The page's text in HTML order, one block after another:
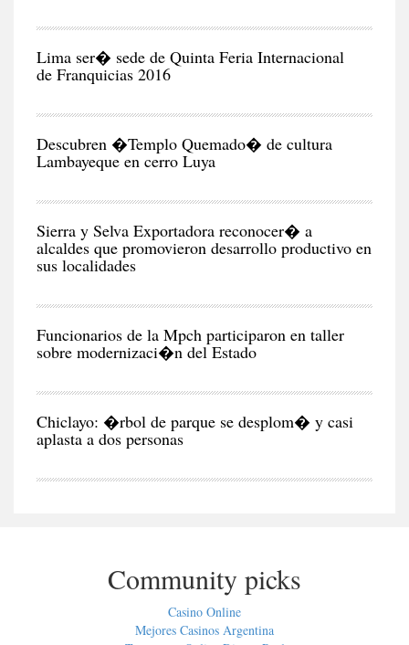
Lima ser� sede de Quinta Feria Internacional
de Franquicias 2016
Descubren �Templo Quemado� de cultura
Lambayeque en cerro Luya
Sierra y Selva Exportadora reconocer� a
alcaldes que promovieron desarrollo productivo en
sus localidades
Funcionarios de la Mpch participaron en taller
sobre modernizaci�n del Estado
Chiclayo: �rbol de parque se desplom� y casi
aplasta a dos personas
Community picks
Casino Online
Mejores Casinos Argentina